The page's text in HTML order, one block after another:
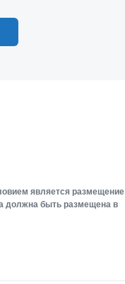
является размещение
должна быть размещена в